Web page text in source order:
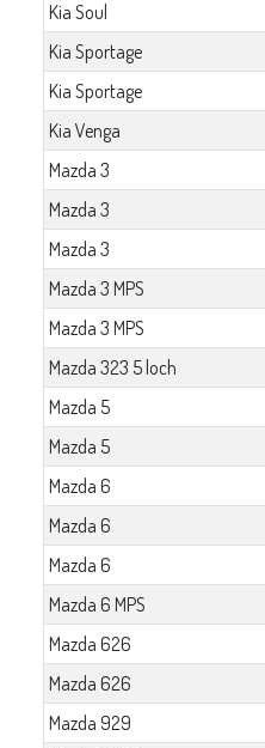
Kia Soul
Kia Sportage
Kia Sportage
Kia Venga
Mazda 3
Mazda 3
Mazda 3
Mazda 3 MPS
Mazda 3 MPS
Mazda 323 5 loch
Mazda 5
Mazda 5
Mazda 6
Mazda 6
Mazda 6
Mazda 6 MPS
Mazda 626
Mazda 626
Mazda 929